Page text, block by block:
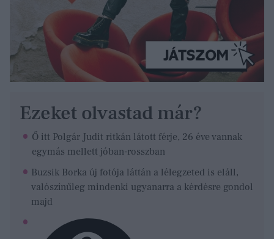
Ezeket olvastad már?
Ő itt Polgár Judit ritkán látott férje, 26 éve vannak
egymás mellett jóban-rosszban
Buzsik Borka új fotója láttán a lélegzeted is eláll,
valószínűleg mindenki ugyanarra a kérdésre gondol
majd